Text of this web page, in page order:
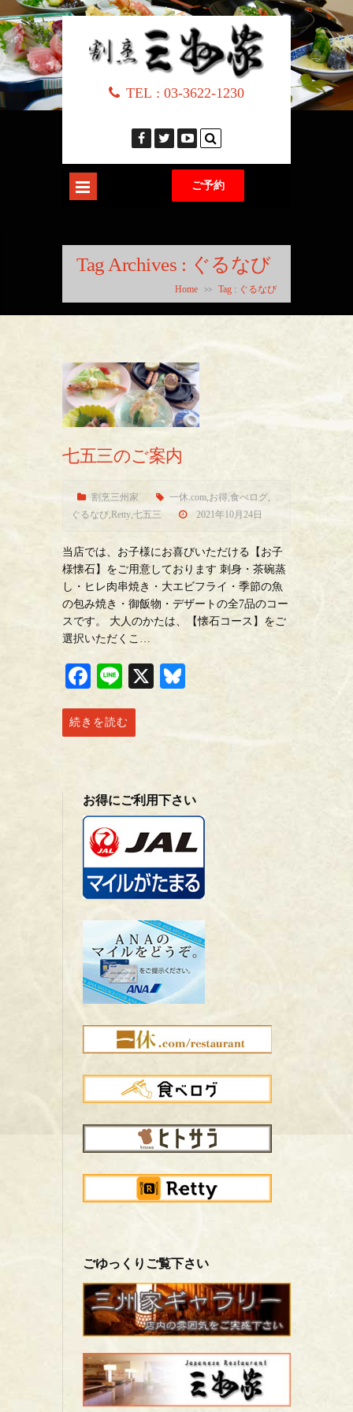
TEL : 03-3622-1230
ご予約
Tag Archives : ぐるなび
Home >> Tag : ぐるなび
七五三のご案内
割烹三州家 一休.com,お得,食べログ,
ぐるなび, Retty,七五三 2021年10月24日
当店では、お子様にお喜びいただける【お子
様懐石】をご用意しております 刺身・茶碗蒸
し・ヒレ肉串焼き・大エビフライ・季節の魚
の包み焼き・御飯物・デザートの全7品のコー
スです。 大人のかたは、【懐石コース】をご
選択いただくこ…
Fa
ce
bo
Li
ne
X
続きを読む
お得にご利用下さい
ごゆっくりご覧下さい